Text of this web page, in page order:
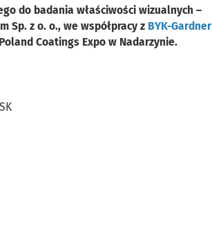
do badania właściwości wizualnych –
Sp. z o. o., we współpracy z BYK-Gardner
Coatings Expo w Nadarzynie.